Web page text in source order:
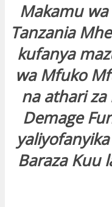
Makamu
Tanzania
kufanya
wa Mfuko
na athari
Demage
Baraza Kuu